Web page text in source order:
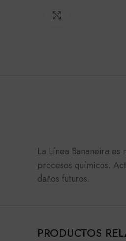
La Línea Bananeira
procesos químicos.
daños futuros.
PRODUCTOS